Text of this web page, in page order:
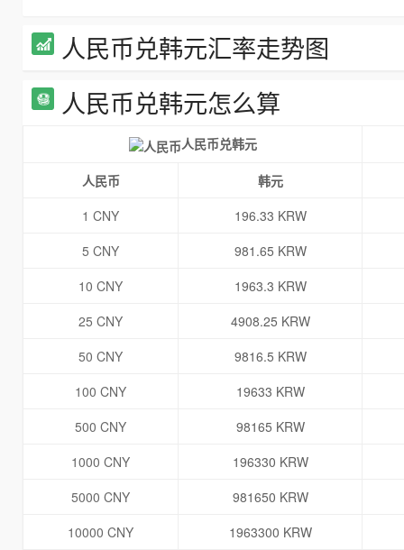
人民币兑韩元汇率走势图
人民币兑韩元怎么算
人民币兑韩元
人民币
韩元
1 CNY
196.33 KRW
5 CNY
981.65 KRW
10 CNY
1963.3 KRW
25 CNY
4908.25 KRW
50 CNY
9816.5 KRW
100 CNY
19633 KRW
500 CNY
98165 KRW
1000 CNY
196330 KRW
5000 CNY
981650 KRW
10000 CNY
1963300 KRW